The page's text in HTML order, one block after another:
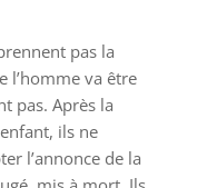
pas la
l’homme va être
pas. Après la
ils ne
l’annonce de la